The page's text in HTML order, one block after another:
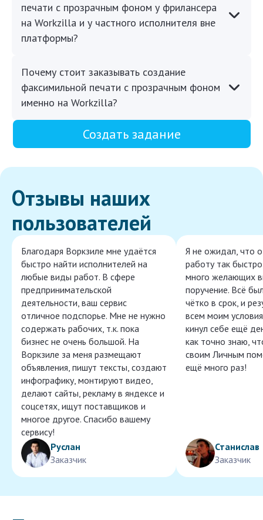
печати с прозрачным фоном у фрилансера
на Workzilla и у частного исполнителя вне
платформы?
Почему стоит заказывать создание
факсимильной печати с прозрачным фоном
именно на Workzilla?
Создать задание
Отзывы наших
пользователей
Благодаря Воркзиле мне удаётся
быстро найти исполнителей на
любые виды работ. В сфере
предпринимательской
деятельности, ваш сервис
отличное подспорье. Мне не нужно
содержать рабочих, т.к. пока
бизнес не очень большой. На
Воркзиле за меня размещают
объявления, пишут тексты, создают
инфографику, монтируют видео,
делают сайты, рекламу в яндексе и
соцсетях, ищут поставщиков и
многое другое. Спасибо вашему
сервису!
Руслан
Заказчик
Я не ожидал, что
работу так
много желающих
поручение. Всё
чётко в срок, и
всем моим
кинул себе ещё
как точно знаю,
своим Личным
ещё много раз!
Станислав
Заказчик